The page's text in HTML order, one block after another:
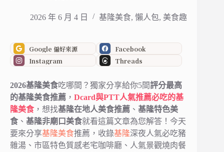
2026 年 6 月 4 日 基隆美食, 懶人包, 美食趣
Google 偏好來源
Facebook
Instagram
Threads
2026基隆美食吃哪間？獨家分享給你5間評分最高
的基隆美食推薦 ， Dcard與PTT人氣推薦必吃的基
隆美食，想找基隆在地人美食推薦 、 基隆特色美
食 、 基隆非廟口美食就看這篇文章為您解答！今天
要來分享基隆美食推薦，收錄基隆深夜人氣必吃豬
雜湯、市區特色質感老宅咖啡廳、人氣景觀燒肉餐